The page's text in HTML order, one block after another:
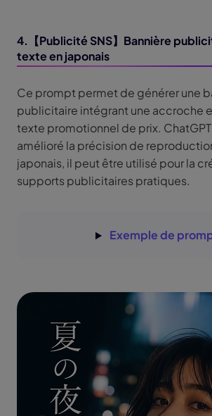
4.【Publicité SNS】Bannière
texte en japonais
Ce prompt permet de générer une
publicitaire intégrant une accroche
texte promotionnel de prix.
amélioré la précision de
japonais, il peut être utilisé pour la
supports publicitaires pratiques.
Exemple de